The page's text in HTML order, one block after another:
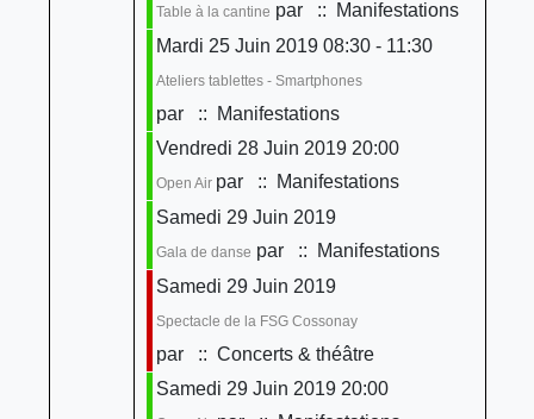
Table à la cantine par
:: Manifestations
Mardi 25 Juin 2019 08:30 - 11:30
Ateliers tablettes - Smartphones
par
:: Manifestations
Vendredi 28 Juin 2019 20:00
Open Air par
:: Manifestations
Samedi 29 Juin 2019
Gala de danse par
:: Manifestations
Samedi 29 Juin 2019
Spectacle de la FSG Cossonay
par
:: Concerts & théâtre
Samedi 29 Juin 2019 20:00